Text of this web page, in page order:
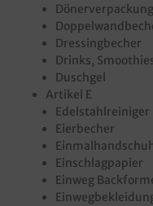
Dressingbecher
Drinks,
Duschgel
Artikel E
Edelstahlreiniger
Eierbecher
Einschlagpapier
Einweg